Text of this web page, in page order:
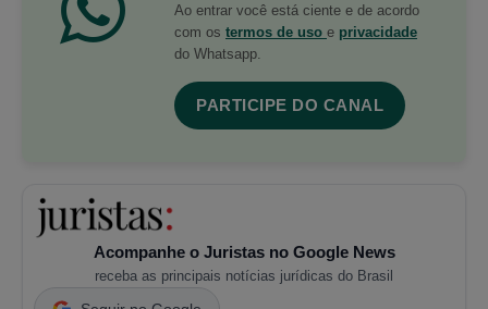
Ao entrar você está ciente e de acordo
com os termos de uso e privacidade
do Whatsapp.
PARTICIPE DO CANAL
Acompanhe o Juristas no Google News
receba as principais notícias jurídicas do Brasil